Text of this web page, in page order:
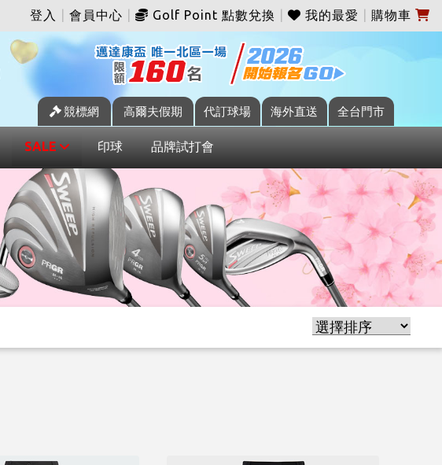
登入 會員中心 Golf Point 點數兌換 我的最愛 購物車
競標網 高爾夫假期 代訂球場 海外直送 全台門市
SALE 印球 品牌試打會